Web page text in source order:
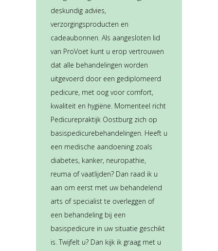
deskundig advies,
verzorgingsproducten en
cadeaubonnen. Als aangesloten lid
van ProVoet kunt u erop vertrouwen
dat alle behandelingen worden
uitgevoerd door een gediplomeerd
pedicure, met oog voor comfort,
kwaliteit en hygiëne. Momenteel richt
Pedicurepraktijk Oostburg zich op
basispedicurebehandelingen. Heeft u
een medische aandoening zoals
diabetes, kanker, neuropathie,
reuma of vaatlijden? Dan raad ik u
aan om eerst met uw behandelend
arts of specialist te overleggen of
een behandeling bij een
basispedicure in uw situatie geschikt
is. Twijfelt u? Dan kijk ik graag met u